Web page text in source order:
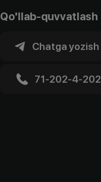
Qo'llab-quvvatlash
Chatga yozish
71-202-4-202